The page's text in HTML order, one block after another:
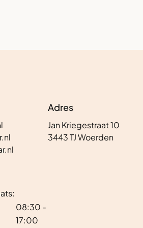
Adres
Jan Kriegestraat 10
3443 TJ Woerden
08:30 -
17:00